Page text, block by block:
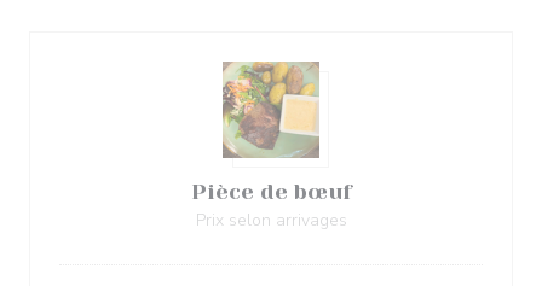
Pièce de bœuf
Prix selon arrivages